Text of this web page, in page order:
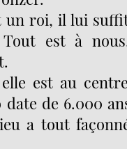
un roi, il lui
est à
est au
de 6.000
a tout